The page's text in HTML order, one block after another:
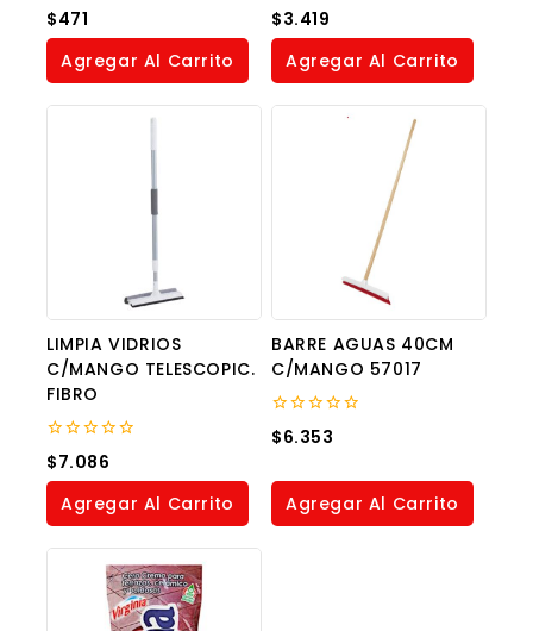
0
out
of
$471
Agregar Al Carrito
0
out
of
$3.419
Agregar Al Carrito
LIMPIA VIDRIOS
C/MANGO TELESCOPIC.
FIBRO
0
out
of
$7.086
Agregar Al Carrito
BARRE AGUAS 40CM
C/MANGO 57017
0
out
5
$6.353
Agregar Al Carrito